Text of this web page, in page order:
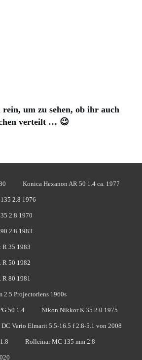
um zu sehen, ob ihr auch
verteilt … 😉
Konica Hexanon AR 50 1.4 ca. 1977
2.8 1976
2.8 1970
2.8 1983
35 1983
50 1982
80 1981
2.5 Projectorlens 1960s
50 1.4 Nikon Nikkor K 35 2.0 1975
Vario Elmarit 5.5-16.5 f 2.8-5.1 von 2008
Rolleinar MC 135 mm 2.8